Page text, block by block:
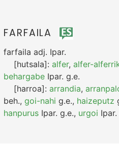
FARFAILA
farfaila adj. Ipar.
[hutsala]: alfer, alfer-
behargabe Ipar. g.e.
[harroa]: arrandia,
beh., goi-nahi g.e., haizeputz
hanpurus Ipar. g.e., urgoi Ipar.